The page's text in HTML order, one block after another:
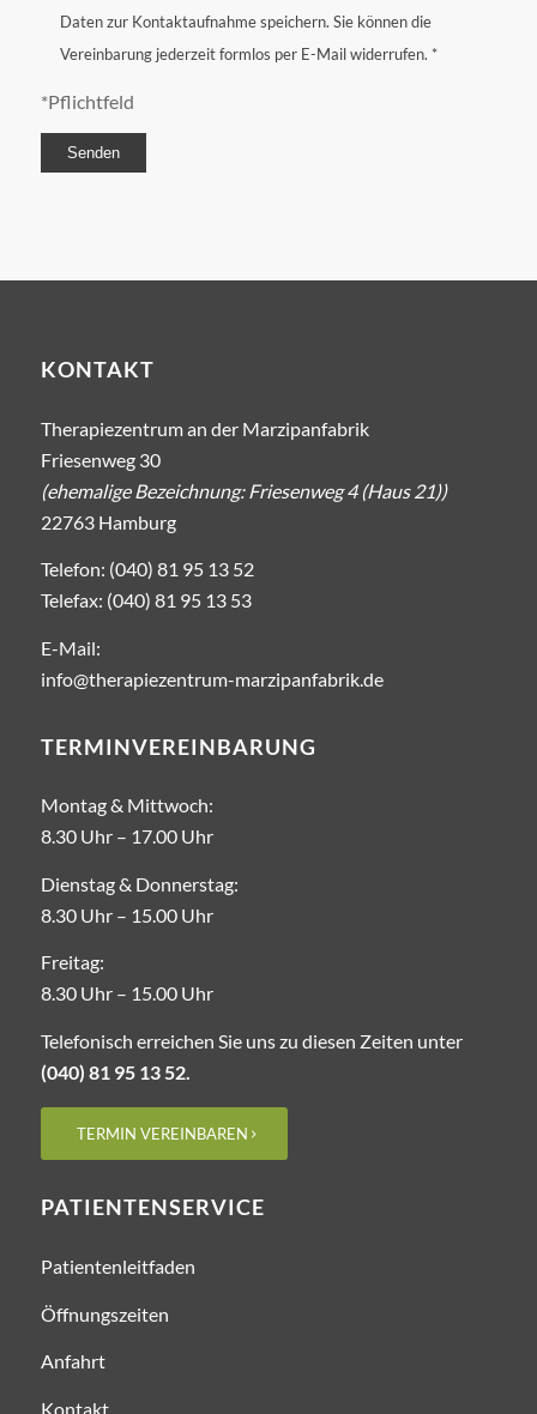
Daten zur Kontaktaufnahme speichern. Sie können die
Vereinbarung jederzeit formlos per E-Mail widerrufen. *
*Pflichtfeld
KONTAKT
Therapiezentrum an der Marzipanfabrik
Friesenweg 30
(ehemalige Bezeichnung: Friesenweg 4 (Haus 21))
22763 Hamburg
Telefon: (040) 81 95 13 52
Telefax: (040) 81 95 13 53
E-Mail:
info@therapiezentrum-marzipanfabrik.de
TERMINVEREINBARUNG
Montag & Mittwoch:
8.30 Uhr – ­17.00 Uhr
Dienstag & Donnerstag:
8.30 Uhr – 15.00 Uhr
Freitag:
8.30 Uhr – ­15.00 Uhr
Telefonisch erreichen Sie uns zu diesen Zeiten unter
(040) 81 95 13 52.
TERMIN VEREINBAREN
PATIENTENSERVICE
Patientenleitfaden
Öffnungszeiten
Anfahrt
Kontakt